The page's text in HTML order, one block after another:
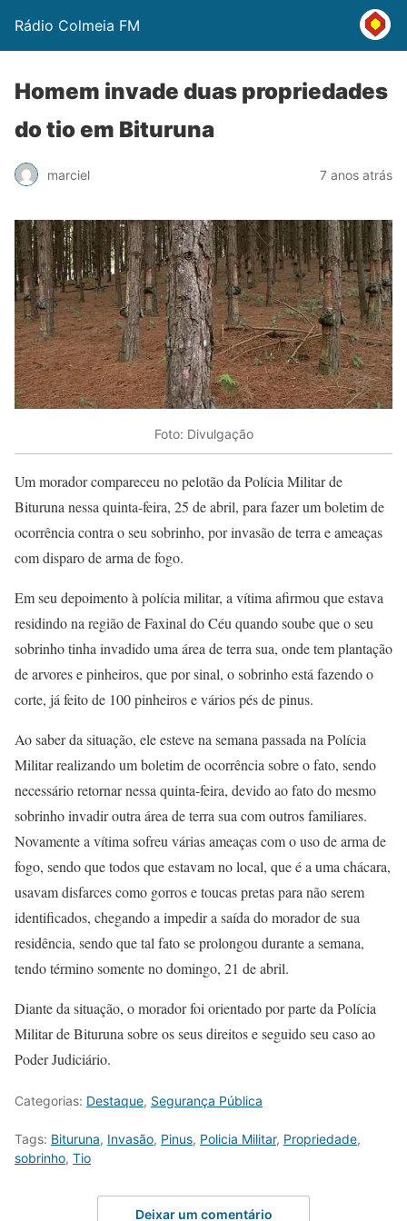
Rádio Colmeia FM
Homem invade duas propriedades
do tio em Bituruna
marciel 7 anos atrás
Foto: Divulgação
Um morador compareceu no pelotão da Polícia Militar de
Bituruna nessa quinta-feira, 25 de abril, para fazer um boletim de
ocorrência contra o seu sobrinho, por invasão de terra e ameaças
com disparo de arma de fogo.
Em seu depoimento à polícia militar, a vítima afirmou que estava
residindo na região de Faxinal do Céu quando soube que o seu
sobrinho tinha invadido uma área de terra sua, onde tem plantação
de arvores e pinheiros, que por sinal, o sobrinho está fazendo o
corte, já feito de 100 pinheiros e vários pés de pinus.
Ao saber da situação, ele esteve na semana passada na Polícia
Militar realizando um boletim de ocorrência sobre o fato, sendo
necessário retornar nessa quinta-feira, devido ao fato do mesmo
sobrinho invadir outra área de terra sua com outros familiares.
Novamente a vítima sofreu várias ameaças com o uso de arma de
fogo, sendo que todos que estavam no local, que é a uma chácara,
usavam disfarces como gorros e toucas pretas para não serem
identificados, chegando a impedir a saída do morador de sua
residência, sendo que tal fato se prolongou durante a semana,
tendo término somente no domingo, 21 de abril.
Diante da situação, o morador foi orientado por parte da Polícia
Militar de Bituruna sobre os seus direitos e seguido seu caso ao
Poder Judiciário.
Categorias: Destaque, Segurança Pública
Tags: Bituruna, Invasão, Pinus, Policia Militar, Propriedade,
sobrinho, Tio
Deixar um comentário